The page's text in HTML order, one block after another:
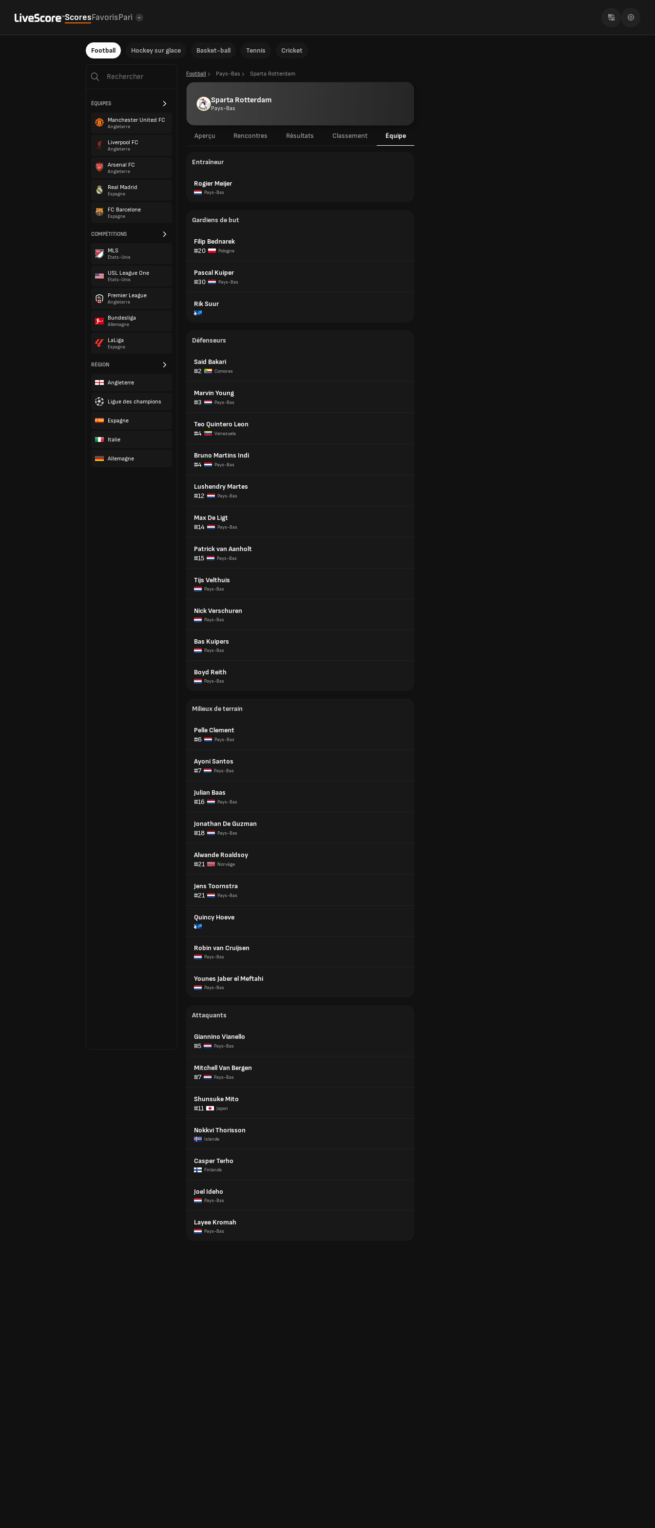
ScoresFavorisPari
Football Hockey sur glace Basket-ball Tennis Cricket
ÉQUIPES
Manchester United FC
Angleterre
Liverpool FC
Angleterre
Arsenal FC
Angleterre
Real Madrid
Espagne
FC Barcelone
Espagne
COMPÉTITIONS
MLS
États-Unis
USL League One
États-Unis
Premier League
Angleterre
Bundesliga
Allemagne
LaLiga
Espagne
RÉGION
Angleterre
Ligue des champions
Espagne
Italie
Allemagne
Football Pays-Bas Sparta Rotterdam
Sparta Rotterdam
Pays-Bas
Aperçu Rencontres Résultats Classement Équipe
Entraîneur
Rogier Meijer
Pays-Bas
Gardiens de but
Filip Bednarek
#20
Pologne
Pascal Kuiper
#30
Pays-Bas
Rik Suur
Défenseurs
Said Bakari
#2
Comores
Marvin Young
#3
Pays-Bas
Teo Quintero Leon
#4
Venezuela
Bruno Martins Indi
#4
Pays-Bas
Lushendry Martes
#12
Pays-Bas
Max De Ligt
#14
Pays-Bas
Patrick van Aanholt
#15
Pays-Bas
Tijs Velthuis
Pays-Bas
Nick Verschuren
Pays-Bas
Bas Kuipers
Pays-Bas
Boyd Reith
Pays-Bas
Milieux de terrain
Pelle Clement
#6
Pays-Bas
Ayoni Santos
#7
Pays-Bas
Julian Baas
#16
Pays-Bas
Jonathan De Guzman
#18
Pays-Bas
Alwande Roaldsoy
#21
Norvège
Jens Toornstra
#21
Pays-Bas
Quincy Hoeve
Robin van Cruijsen
Pays-Bas
Younes Jaber el Meftahi
Pays-Bas
Attaquants
Giannino Vianello
#5
Pays-Bas
Mitchell Van Bergen
#7
Pays-Bas
Shunsuke Mito
#11
Japon
Nokkvi Thorisson
Islande
Casper Terho
Finlande
Joel Ideho
Pays-Bas
Layee Kromah
Pays-Bas